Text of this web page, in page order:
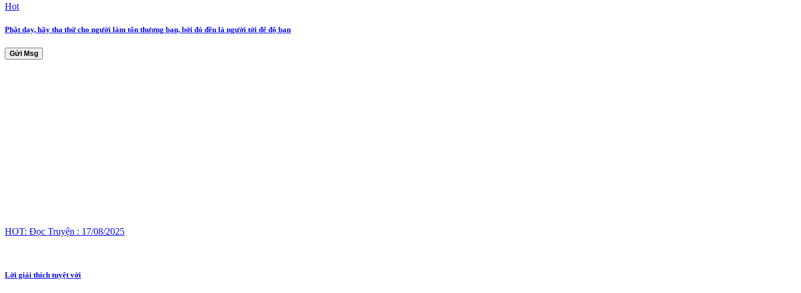
Hot
Phật dạy, hãy tha thứ cho người làm tổn thương bạn, bởi đó đều là người tới để độ bạn
Gửi Msg
HOT: Đọc Truyện : 17/08/2025
Lời giải thích tuyệt vời